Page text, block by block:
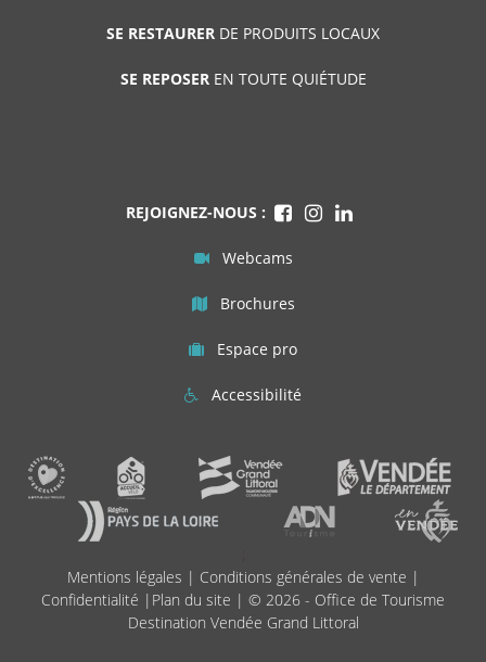
SE RESTAURER DE PRODUITS LOCAUX
SE REPOSEREN TOUTE QUIÉTUDE
REJOIGNEZ-NOUS :
Webcams
Brochures
Espace pro
Accessibilité
Mentions légales | Conditions générales de vente |
Confidentialité | Plan du site | © 2026 - Office de Tourisme
Destination Vendée Grand Littoral